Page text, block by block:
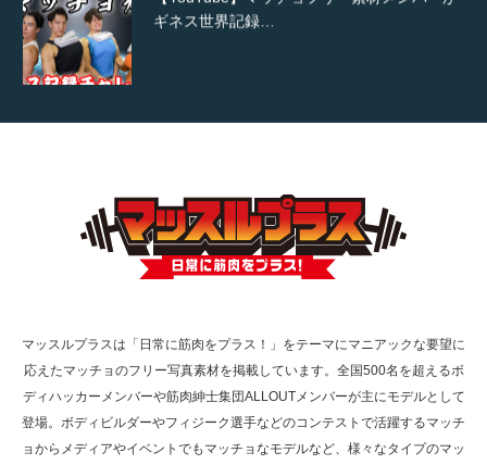
ギネス世界記録…
【TV】TBS番組「ひるおび」にてマッスルプ
TOKYO FMラジオ番組「ONE MORNING」
で紹介さ…
た（6/8放送）
マッスルプラスは「日常に筋肉をプラス！」をテーマにマニアックな要望に
応えたマッチョのフリー写真素材を掲載しています。全国500名を超えるボ
ディハッカーメンバーや筋肉紳士集団ALLOUTメンバーが主にモデルとして
登場。ボディビルダーやフィジーク選手などのコンテストで活躍するマッチ
ョからメディアやイベントでもマッチョなモデルなど、様々なタイプのマッ